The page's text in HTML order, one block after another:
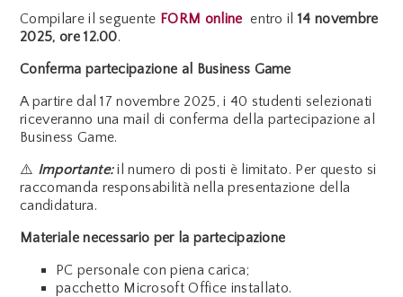
Compilare il seguente FORM online entro il14 novembre
2025, ore 12.00.
Conferma partecipazione al Business Game
A partire dal 17 novembre 2025, i 40 studenti selezionati
riceveranno una mail di conferma della partecipazione al
Business Game.
⚠️ Importante:il numero di posti è limitato. Per questo si
raccomanda responsabilità nella presentazione della
candidatura.
Materiale necessario per la partecipazione
PC personale con piena carica;
pacchetto Microsoft Office installato.